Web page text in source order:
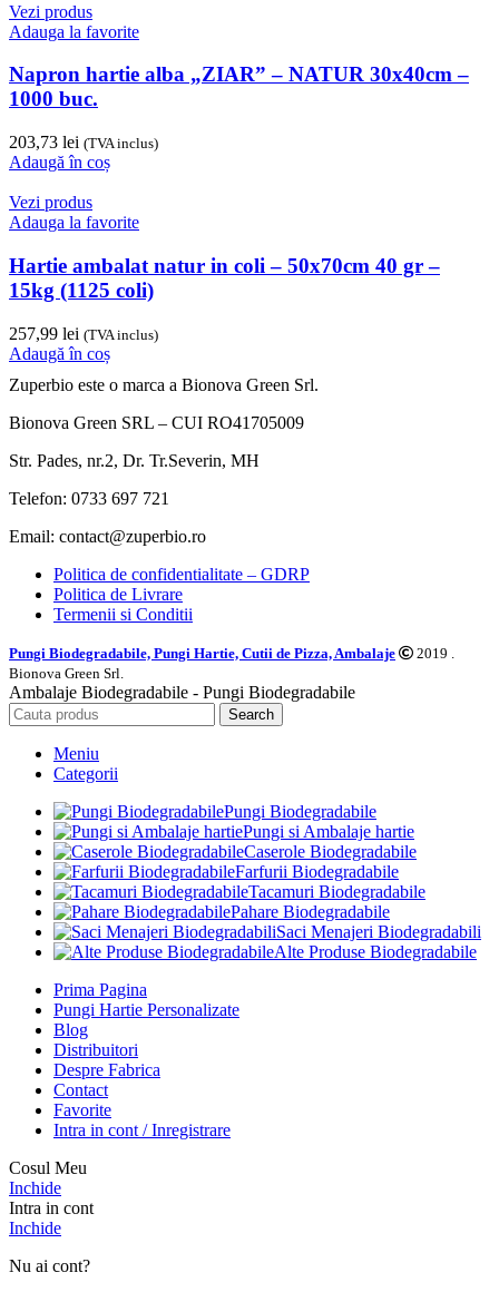
Vezi produs
Adauga la favorite
Napron hartie alba „ZIAR” – NATUR 30x40cm –
1000 buc.
203,73 lei (TVA inclus)
Adaugă în coș
Vezi produs
Adauga la favorite
Hartie ambalat natur in coli – 50x70cm 40 gr –
15kg (1125 coli)
257,99 lei (TVA inclus)
Adaugă în coș
Zuperbio este o marca a Bionova Green Srl.
Bionova Green SRL – CUI RO41705009
Str. Pades, nr.2, Dr. Tr.Severin, MH
Telefon: 0733 697 721
Email: contact@zuperbio.ro
Politica de confidentialitate – GDRP
Politica de Livrare
Termenii si Conditii
Pungi Biodegradabile, Pungi Hartie, Cutii de Pizza, Ambalaje
2019 .
Bionova Green Srl.
Ambalaje Biodegradabile - Pungi Biodegradabile
Search
Meniu
Categorii
Pungi Biodegradabile
Pungi si Ambalaje hartie
Caserole Biodegradabile
Farfurii Biodegradabile
Tacamuri Biodegradabile
Pahare Biodegradabile
Saci Menajeri Biodegradabili
Alte Produse Biodegradabile
Prima Pagina
Pungi Hartie Personalizate
Blog
Distribuitori
Despre Fabrica
Contact
Favorite
Intra in cont / Inregistrare
Cosul Meu
Inchide
Intra in cont
Inchide
Nu ai cont?